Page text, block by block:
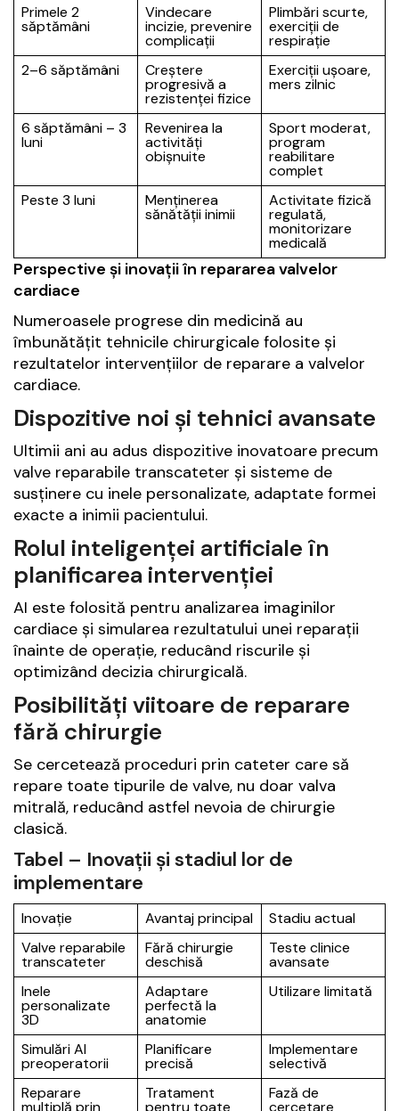
Primele 2
săptămâni
Vindecare
incizie, prevenire
complicații
Plimbări scurte,
exerciții de
respirație
2–6 săptămâni
Creștere
progresivă a
rezistenței fizice
Exerciții ușoare,
mers zilnic
6 săptămâni – 3
luni
Revenirea la
activități
obișnuite
Sport moderat,
program
reabilitare
complet
Peste 3 luni
Menținerea
sănătății inimii
Activitate fizică
regulată,
monitorizare
medicală
Perspective și inovații în repararea valvelor
cardiace
Numeroasele progrese din medicină au
îmbunătățit tehnicile chirurgicale folosite și
rezultatelor intervențiilor de reparare a valvelor
cardiace.
Dispozitive noi și tehnici avansate
Ultimii ani au adus dispozitive inovatoare precum
valve reparabile transcateter și sisteme de
susținere cu inele personalizate, adaptate formei
exacte a inimii pacientului.
Rolul inteligenței artificiale în
planificarea intervenției
AI este folosită pentru analizarea imaginilor
cardiace și simularea rezultatului unei reparații
înainte de operație, reducând riscurile și
optimizând decizia chirurgicală.
Posibilități viitoare de reparare
fără chirurgie
Se cercetează proceduri prin cateter care să
repare toate tipurile de valve, nu doar valva
mitrală, reducând astfel nevoia de chirurgie
clasică.
Tabel – Inovații și stadiul lor de
implementare
Inovație Avantaj principal
Stadiu actual
Valve reparabile
transcateter
Fără chirurgie
deschisă
Teste clinice
avansate
Inele
personalizate
3D
Adaptare
perfectă la
anatomie
Utilizare limitată
Simulări AI
preoperatorii
Planificare
precisă
Implementare
selectivă
Reparare
Tratament Fază de